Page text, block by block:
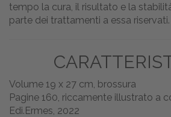
tempo la cura, il risultato e la
parte dei trattamenti a essa riservati.
Volume 19 x 27 cm, brossura
Pagine 160, riccamente illustrato a
Edi.Ermes, 2022